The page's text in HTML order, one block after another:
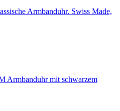
Armbanduhr. Swiss Made,
Armbanduhr mit schwarzem